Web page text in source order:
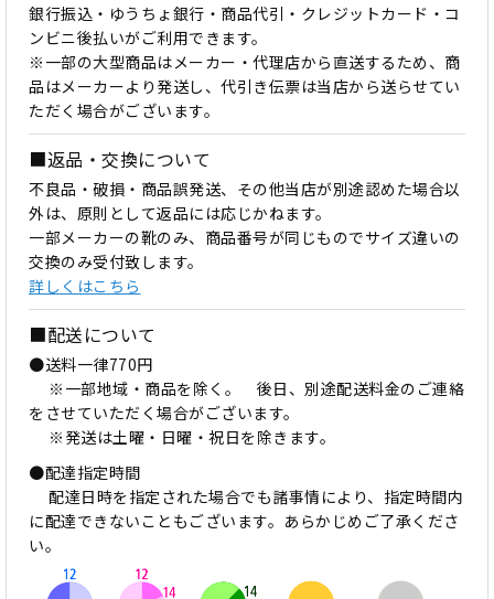
銀行振込・ゆうちょ銀行・商品代引・クレジットカード・コ
ンビニ後払いがご利用できます。
※一部の大型商品はメーカー・代理店から直送するため、商
品はメーカーより発送し、代引き伝票は当店から送らせてい
ただく場合がございます。
■返品・交換について
不良品・破損・商品誤発送、その他当店が別途認めた場合以
外は、原則として返品には応じかねます。
一部メーカーの靴のみ、商品番号が同じものでサイズ違いの
交換のみ受付致します。
詳しくはこちら
■配送について
●送料一律770円
※一部地域・商品を除く。 後日、別途配送料金のご連絡
をさせていただく場合がございます。
※発送は土曜・日曜・祝日を除きます。
●配達指定時間
配達日時を指定された場合でも諸事情により、指定時間内
に配達できないこともございます。あらかじめご了承くださ
い。